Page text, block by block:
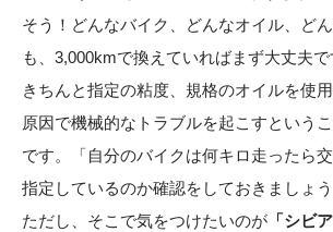
そう！どんなバイク、どんなオイル、ど
も、3,000kmで換えていればまず大丈夫で
きちんと指定の粘度、規格のオイルを使
原因で機械的なトラブルを起こすという
です。「自分のバイクは何キロ走ったら
指定しているのか確認をしておきましょう
ただし、そこで気をつけたいのが 「シビ